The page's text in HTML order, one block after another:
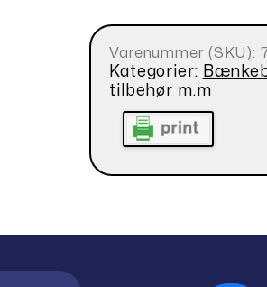
Varenummer (SKU):
Kategorier:
tilbehør m.m